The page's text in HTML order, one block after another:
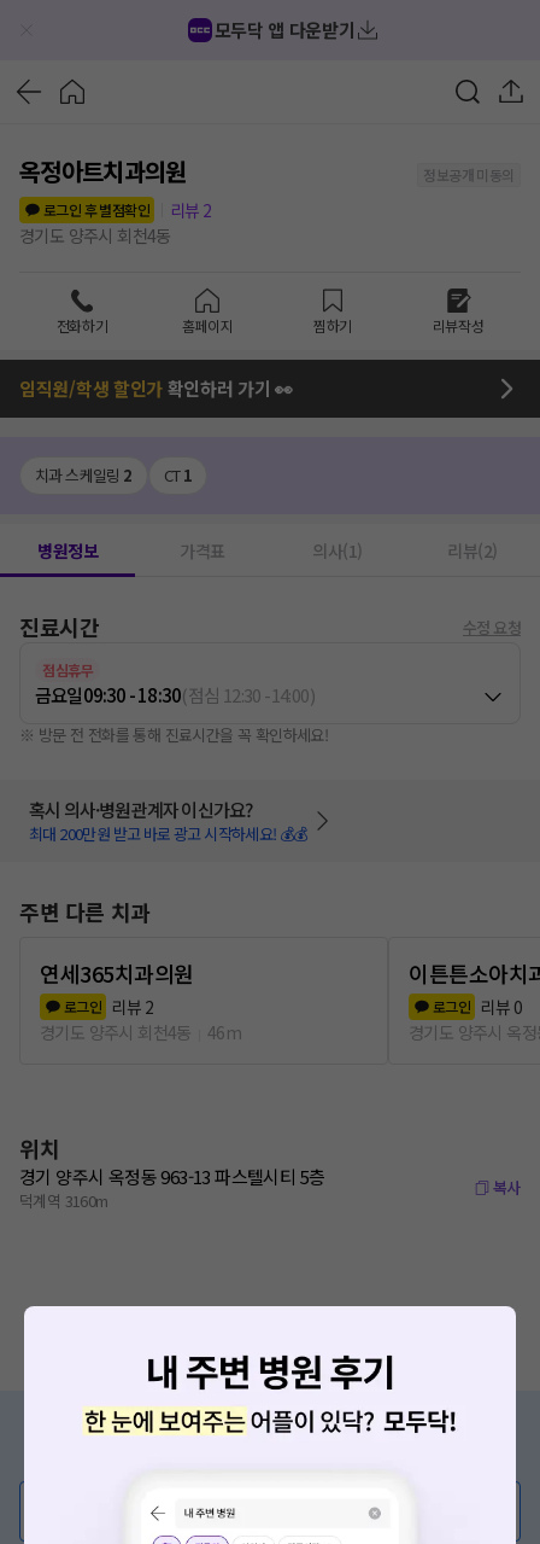
모두닥 앱 다운받기
옥정아트치과의원
정보공개 미동의
로그인 후 별점확인
리뷰 2
경기도 양주시 회천4동
전화하기 홈페이지 찜하기 리뷰작성
임직원/학생 할인가확인하러 가기 👀
치과 스케일링 2 CT1
병원정보 가격표 의사(1) 리뷰(2)
진료시간 수정 요청
점심휴무
금요일09:30 - 18:30(점심 12:30-14:00)
※ 방문 전 전화를 통해 진료시간을 꼭 확인하세요!
혹시 의사·병원관계자 이신가요?
최대 200만원 받고 바로 광고 시작하세요! 💰💰
주변 다른 치과
연세365치과의원
로그인 리뷰 2
경기도 양주시 회천4동
46m
이튼튼소아치
로그인 리뷰 0
경기도 양주시 옥
위치
경기 양주시 옥정동 963-13 파스텔시티 5층
덕계역 3160m
복사
증상/치료, 궁금한 점이 있나요?
💬 무엇이든 물어보세요